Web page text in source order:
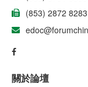
(853) 2872 8283
關於論壇